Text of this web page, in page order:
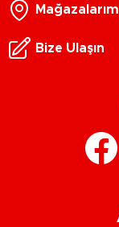
Bize Ulaşın